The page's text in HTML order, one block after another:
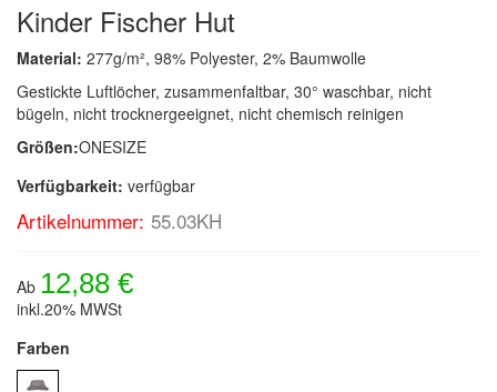
Kinder Fischer Hut
Material: 277g/m², 98% Polyester, 2% Baumwolle
Gestickte Luftlöcher, zusammenfaltbar, 30° waschbar, nicht
bügeln, nicht trocknergeeignet, nicht chemisch reinigen
Größen:ONESIZE
Verfügbarkeit: verfügbar
Artikelnummer: 55.03KH
Ab 12,88 €
inkl.20% MWSt
Farben